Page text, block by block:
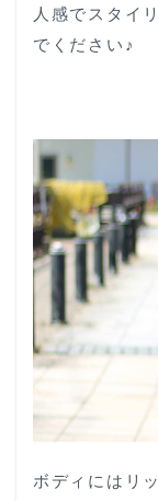
人感でスタイ
でください♪
ボディにはリ